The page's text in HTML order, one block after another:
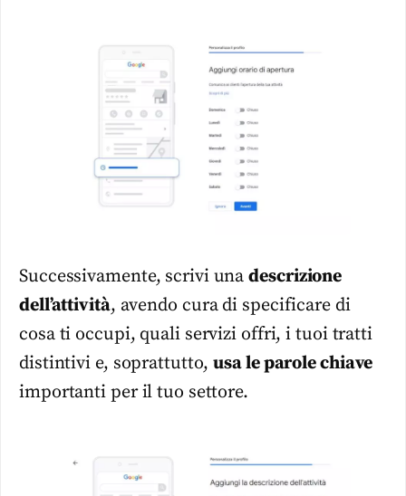
Successivamente, scrivi unadescrizione
dell’attività, avendo cura di specificare di
cosa ti occupi, quali servizi offri, i tuoi tratti
distintivi e, soprattutto,usa le parole chiave
importanti per il tuo settore.